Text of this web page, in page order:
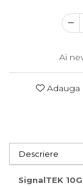
Ai
Adauga
Descriere
SignalTEK